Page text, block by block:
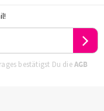
bestätigst Du dieAGB